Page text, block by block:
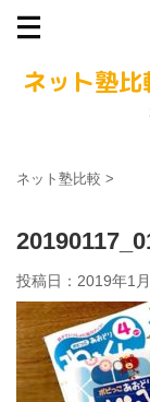
ネット塾
ネット塾比較 >
投稿日： 2019年1